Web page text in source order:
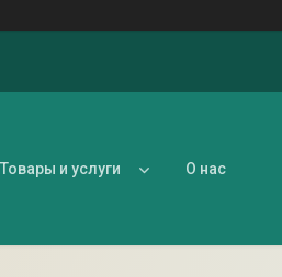
Товары и услуги О нас